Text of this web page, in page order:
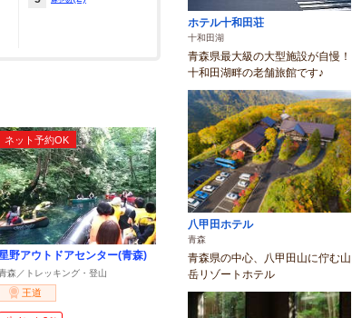
ネット予約OK
野アウトドアセンター(青森)
森／トレッキング・登山
王道
ホテル十和田荘
十和田湖
青森県最大級の大型施設が自慢！
十和田湖畔の老舗旅館です♪
八甲田ホテル
青森
青森県の中心、八甲田山に佇む山
岳リゾートホテル